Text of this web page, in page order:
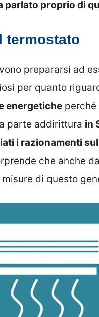
parlato proprio di
termostato
prepararsi ad
per quanto
energetiche perché
parte addirittura in
i razionamenti
che anche
di questo